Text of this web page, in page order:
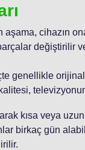
aşama, cihazın
değiştirilir
genellikle
kısa veya
birkaç gün